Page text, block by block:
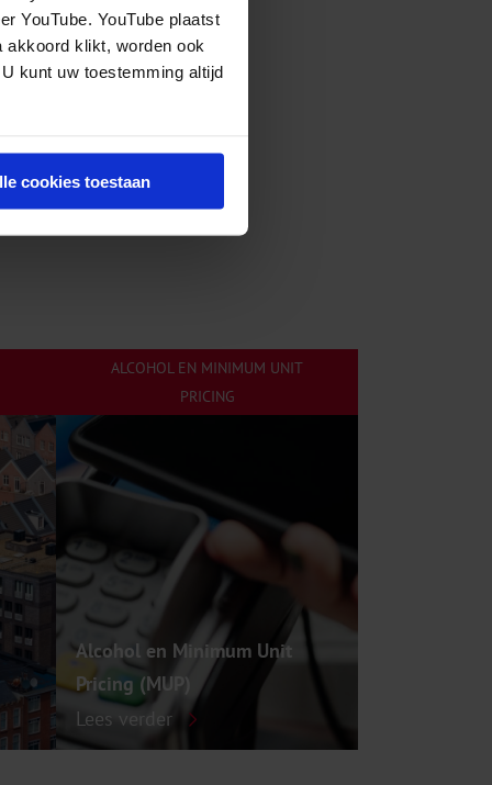
YouTube. YouTube plaatst
akkoord klikt, worden ook
kunt uw toestemming altijd
cookies toestaan
ALCOHOL EN MINIMUM UNIT
PRICING
Alcohol en Minimum Unit
Pricing (MUP)
Lees verder